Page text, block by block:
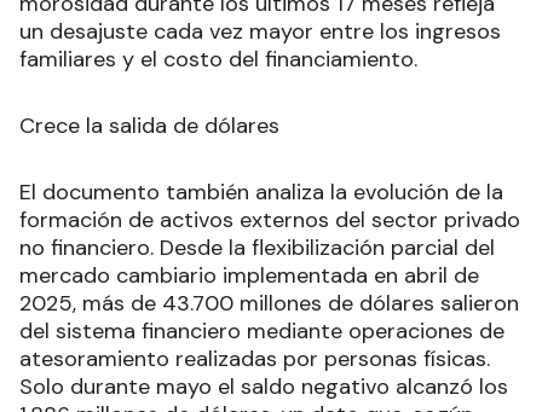
un desajuste cada vez mayor entre los ingresos
familiares y el costo del financiamiento.
Crece la salida de dólares
El documento también analiza la evolución de la
formación de activos externos del sector privado
no financiero. Desde la flexibilización parcial del
mercado cambiario implementada en abril de
2025, más de 43.700 millones de dólares salieron
del sistema financiero mediante operaciones de
atesoramiento realizadas por personas físicas.
Solo durante mayo el saldo negativo alcanzó los